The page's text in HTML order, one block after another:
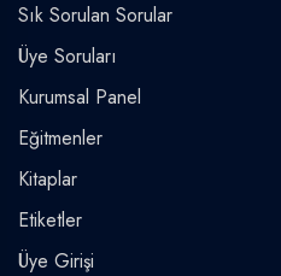
Sık Sorulan Sorular
Üye Soruları
Kurumsal Panel
Eğitmenler
Kitaplar
Etiketler
Üye Girişi